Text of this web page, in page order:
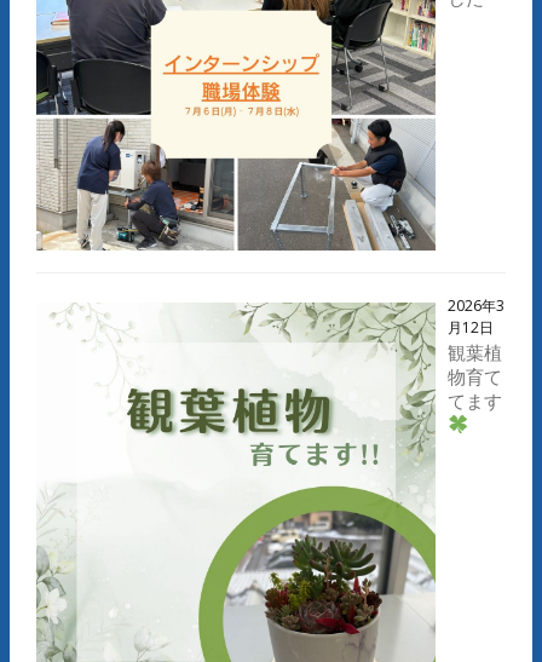
2026年3
月12日
観葉植
物育て
てます